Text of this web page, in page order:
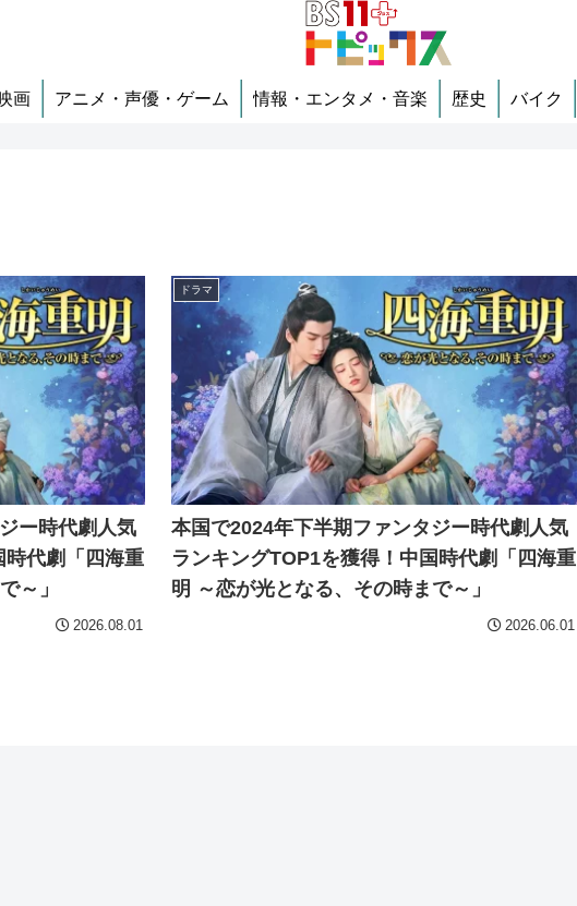
画 アニメ・声優・ゲーム 情報・エンタメ・音楽 歴史 バイク
ー時代劇人気
時代劇「四海重
～」
2026.08.01
ドラマ
本国で2024年下半期ファンタジー時代劇人気
ランキングTOP1を獲得！中国時代劇「四海重
明 ～恋が光となる、その時まで～」
2026.06.01